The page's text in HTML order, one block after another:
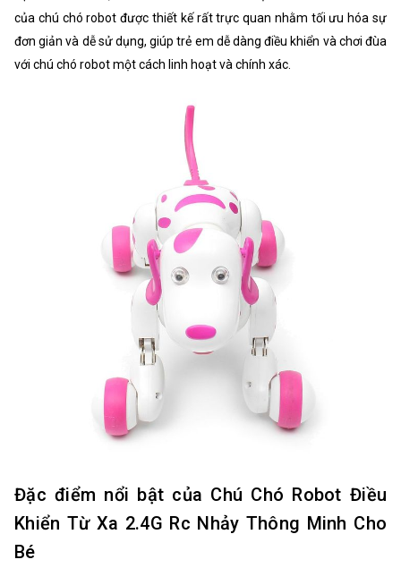
của chú chó robot được thiết kế rất trực quan nhằm tối ưu hóa sự
đơn giản và dễ sử dụng, giúp trẻ em dễ dàng điều khiển và chơi đùa
với chú chó robot một cách linh hoạt và chính xác.
Đặc điểm nổi bật của Chú Chó Robot Điều
Khiển Từ Xa 2.4G Rc Nhảy Thông Minh Cho
Bé